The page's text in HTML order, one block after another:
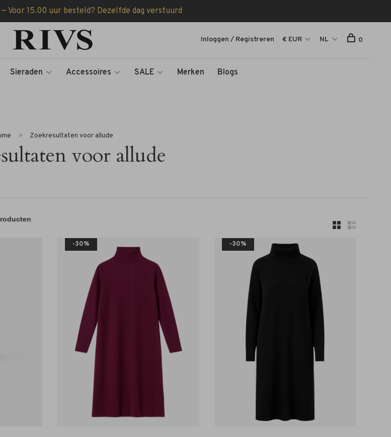
Voor 15.00 uur besteld? Dezelfde dag verstuurd
Sieraden Accessoires SALE Merken Blogs
Inloggen / Registreren € EUR NL 0
Zoekresultaten voor allude
voor allude
-30% -30%